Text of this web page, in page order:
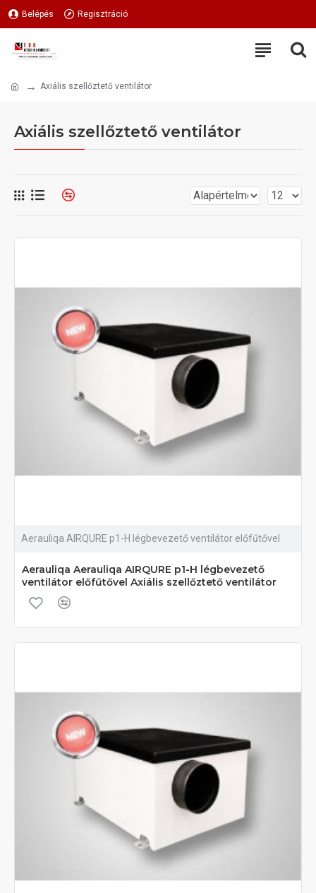
Belépés Regisztráció
Axiális szellőztető ventilátor
Axiális szellőztető ventilátor
Aerauliqa AIRQURE p1-H légbevezető ventilátor előfűtővel
Aerauliqa Aerauliqa AIRQURE p1-H légbevezető
ventilátor előfűtővel Axiális szellőztető ventilátor